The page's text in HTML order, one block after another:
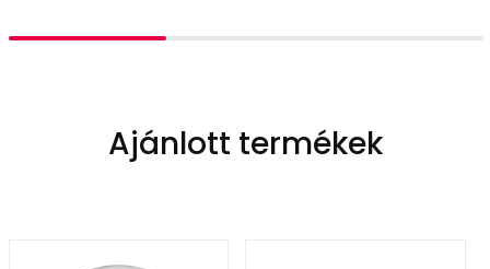
Ajánlott termékek